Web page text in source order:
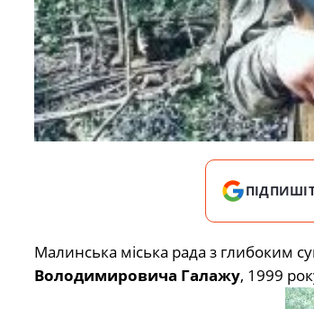
Малинська міська рада з глибоким
Володимировича Галажу, 1999